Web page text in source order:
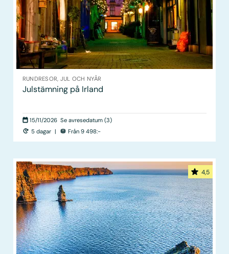
RUNDRESOR, JUL OCH NYÅR
Julstämning på Irland
15/11/2026 Se avresedatum (3)
5 dagar | Från 9 498:-
4,5